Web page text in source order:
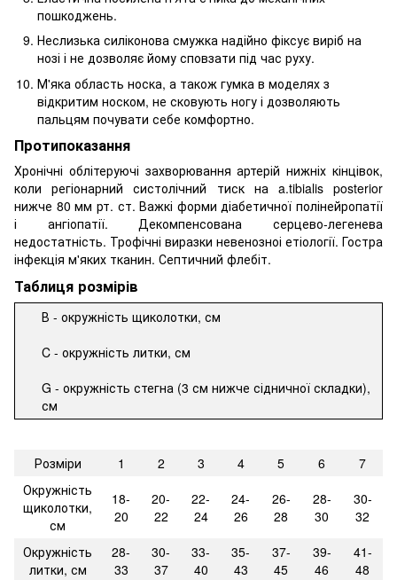
пошкоджень.
Неслизька силіконова смужка надійно фіксує виріб на
нозі і не дозволяє йому сповзати під час руху.
М'яка область носка, а також гумка в моделях з
відкритим носком, не сковують ногу і дозволяють
пальцям почувати себе комфортно.
Протипоказання
Хронічні облітеруючі захворювання артерій нижніх кінцівок,
коли регіонарний систолічний тиск на a.tibialis posterior
нижче 80 мм рт. ст. Важкі форми діабетичної полінейропатії
і ангіопатії. Декомпенсована серцево-легенева
недостатність. Трофічні виразки невенозноі етіології. Гостра
інфекція м'яких тканин. Септичний флебіт.
Таблиця розмірів
В - окружність щиколотки, см
C - окружність литки, см
G - окружність стегна (3 см нижче сідничної складки),
см
Розміри 1 2 3 4 5 6
7
Окружність
щиколотки,
см
18-
20
20-
22
22-
24
24-
26
26-
28
28-
30
30-
32
Окружність
литки, см
28-
33
30-
37
33-
40
35-
43
37-
45
39-
46
41-
48